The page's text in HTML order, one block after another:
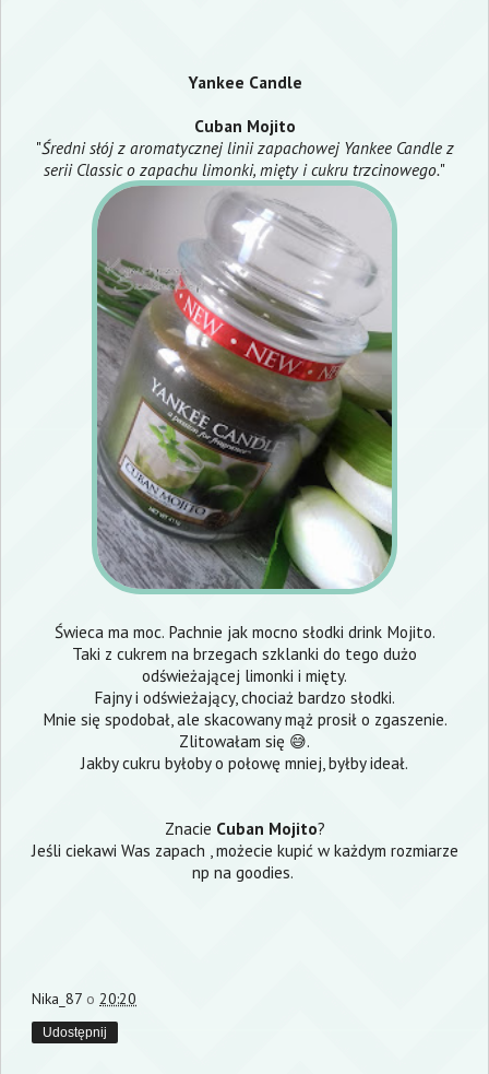
Yankee Candle
Cuban Mojito
"Średni słój z aromatycznej linii zapachowej Yankee Candle z
serii Classic o zapachu limonki, mięty i cukru trzcinowego."
Świeca ma moc. Pachnie jak mocno słodki drink Mojito.
Taki z cukrem na brzegach szklanki do tego dużo
odświeżającej limonki i mięty.
Fajny i odświeżający, chociaż bardzo słodki.
Mnie się spodobał, ale skacowany mąż prosił o zgaszenie.
Zlitowałam się 😅.
Jakby cukru byłoby o połowę mniej, byłby ideał.
Znacie Cuban Mojito?
Jeśli ciekawi Was zapach , możecie kupić w każdym rozmiarze
np na goodies.
Nika_87 o 20:20
Udostępnij